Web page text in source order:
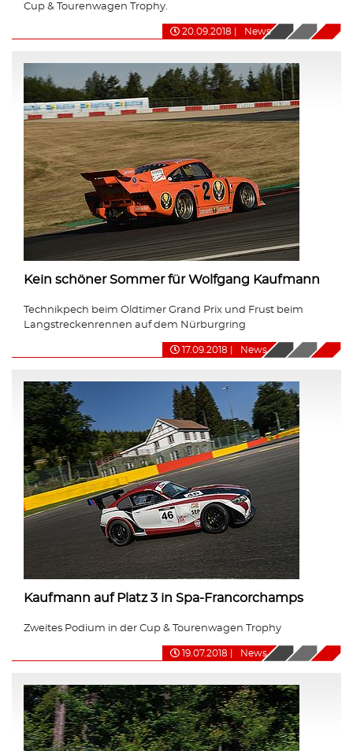
Cup & Tourenwagen Trophy.
20.09.2018 News
Kein schöner Sommer für Wolfgang Kaufmann
Technikpech beim Oldtimer Grand Prix und Frust beim
Langstreckenrennen auf dem Nürburgring
17.09.2018 News
Kaufmann auf Platz 3 in Spa-Francorchamps
Zweites Podium in der Cup & Tourenwagen Trophy
19.07.2018 News